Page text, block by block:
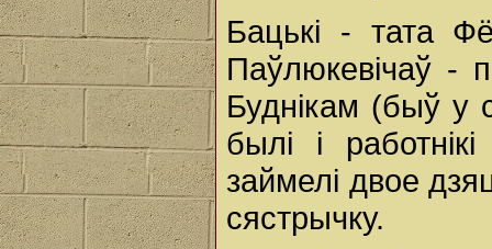
Бацькі - тата
Паўлюкевічаў -
Буднікам (быў у
былі і
займелі двое
сястрычку.